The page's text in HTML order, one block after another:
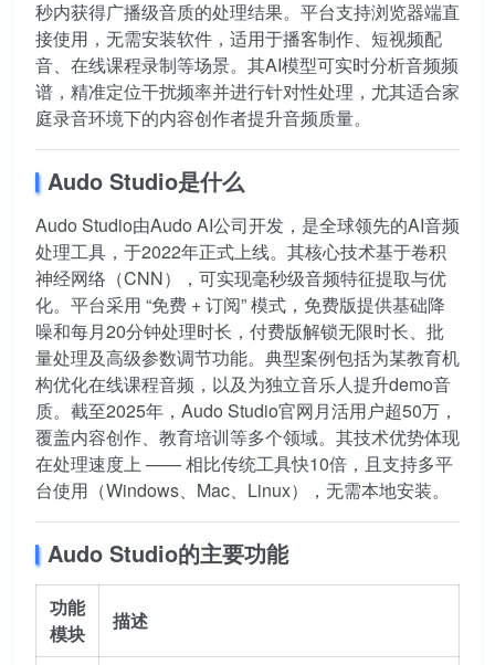
秒内获得广播级音质的处理结果。平台支持浏览器端直
接使用，无需安装软件，适用于播客制作、短视频配
音、在线课程录制等场景。其AI模型可实时分析音频频
谱，精准定位干扰频率并进行针对性处理，尤其适合家
庭录音环境下的内容创作者提升音频质量。
Audo Studio是什么
Audo Studio由Audo AI公司开发，是全球领先的AI音频
处理工具，于2022年正式上线。其核心技术基于卷积
神经网络（CNN），可实现毫秒级音频特征提取与优
化。平台采用 “免费 + 订阅” 模式，免费版提供基础降
噪和每月20分钟处理时长，付费版解锁无限时长、批
量处理及高级参数调节功能。典型案例包括为某教育机
构优化在线课程音频，以及为独立音乐人提升demo音
质。截至2025年，Audo Studio官网月活用户超50万，
覆盖内容创作、教育培训等多个领域。其技术优势体现
在处理速度上 —— 相比传统工具快10倍，且支持多平
台使用（Windows、Mac、Linux），无需本地安装。
Audo Studio的主要功能
功能
模块
描述